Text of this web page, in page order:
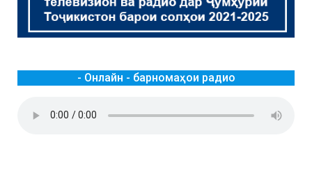
- Онлайн - барномаҳои радио